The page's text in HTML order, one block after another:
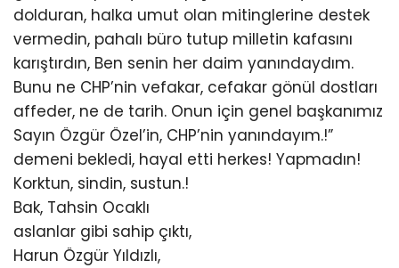
dolduran, halka umut olan mitinglerine destek
vermedin, pahalı büro tutup milletin kafasını
karıştırdın, Ben senin her daim yanındaydım.
Bunu ne CHP’nin vefakar, cefakar gönül dostları
affeder, ne de tarih. Onun için genel başkanımız
Sayın Özgür Özel’in, CHP’nin yanındayım.!”
demeni bekledi, hayal etti herkes! Yapmadın!
Korktun, sindin, sustun.!
Bak, Tahsin Ocaklı
aslanlar gibi sahip çıktı,
Harun Özgür Yıldızlı,